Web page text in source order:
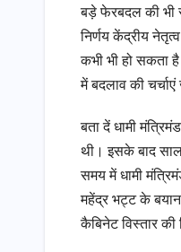
बड़े फेरबदल की भी
निर्णय केंद्रीय
कभी भी हो सकता
में बदलाव की
बता दें धामी
थी। इसके बाद
समय में धामी
महेंद्र भट्ट के
कैबिनेट विस्तार